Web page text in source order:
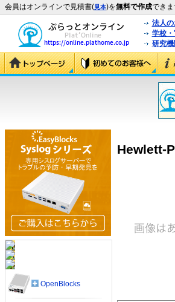
会員はオンラインで見積書(見本)を無料で作成でき
法人
学校
研究
Hewlett-
OpenBlocks